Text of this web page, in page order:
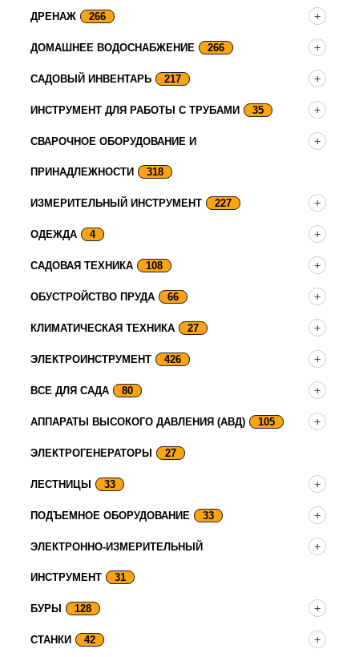
ДРЕНАЖ 266
ДОМАШНЕЕ ВОДОСНАБЖЕНИЕ 266
САДОВЫЙ ИНВЕНТАРЬ 217
ИНСТРУМЕНТ ДЛЯ РАБОТЫ С ТРУБАМИ 35
СВАРОЧНОЕ ОБОРУДОВАНИЕ И
ПРИНАДЛЕЖНОСТИ 318
ИЗМЕРИТЕЛЬНЫЙ ИНСТРУМЕНТ 227
ОДЕЖДА 4
САДОВАЯ ТЕХНИКА 108
ОБУСТРОЙСТВО ПРУДА 66
КЛИМАТИЧЕСКАЯ ТЕХНИКА 27
ЭЛЕКТРОИНСТРУМЕНТ 426
ВСЕ ДЛЯ САДА 80
АППАРАТЫ ВЫСОКОГО ДАВЛЕНИЯ (АВД) 105
ЭЛЕКТРОГЕНЕРАТОРЫ 27
ЛЕСТНИЦЫ 33
ПОДЪЕМНОЕ ОБОРУДОВАНИЕ 33
ЭЛЕКТРОННО-ИЗМЕРИТЕЛЬНЫЙ
ИНСТРУМЕНТ 31
БУРЫ 128
СТАНКИ 42